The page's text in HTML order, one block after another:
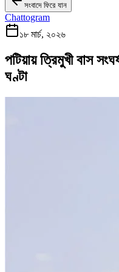
সংবাদে ফিরে যান
Chattogram
১৮ মার্চ, ২০২৬
পটিয়ায় ত্রিমুখী বাস
ঘণ্টা